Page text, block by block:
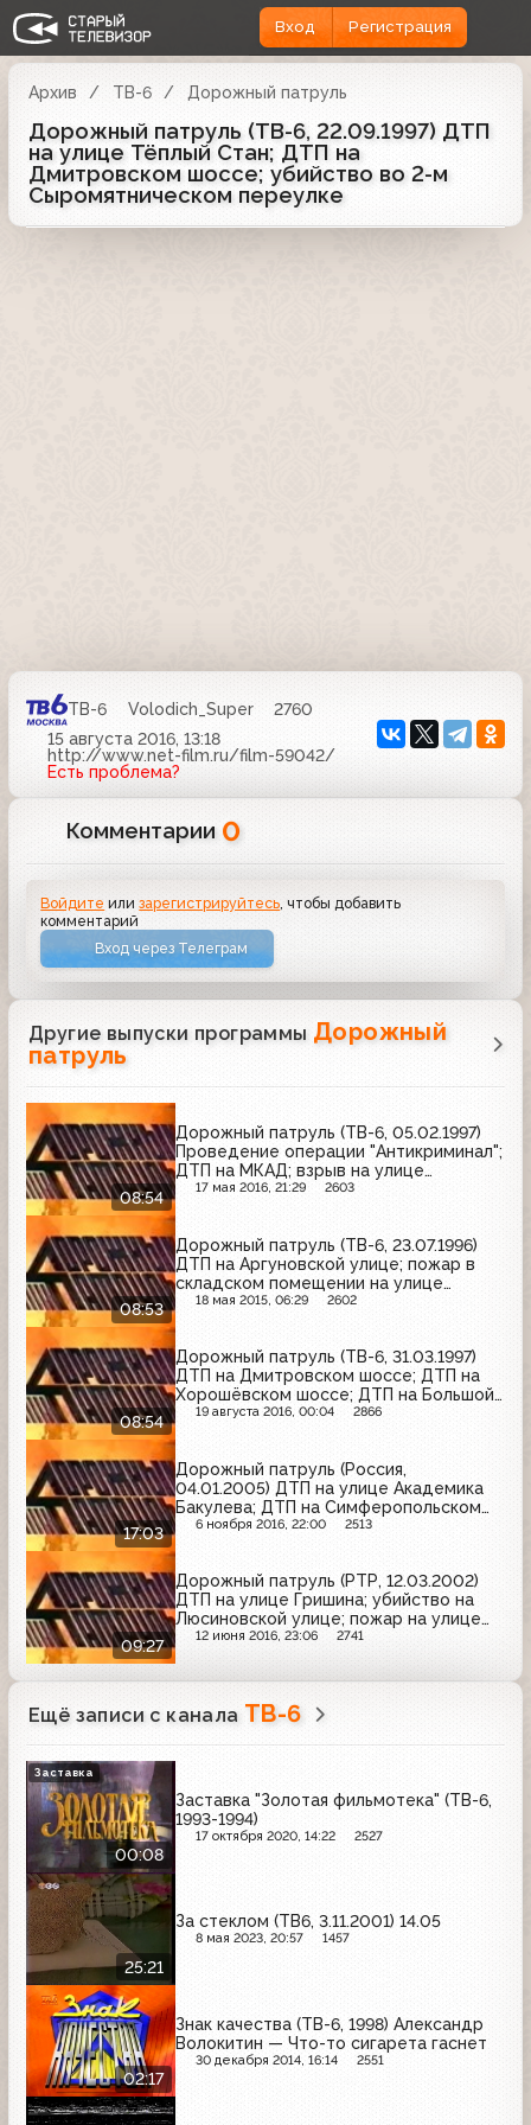
Вход Регистрация
Архив ТВ-6 Дорожный патруль
Дорожный патруль (ТВ-6, 22.09.1997) ДТП
на улице Тёплый Стан; ДТП на
Дмитровском шоссе; убийство во 2-м
Сыромятническом переулке
ТВ-6 Volodich_Super
2760
15 августа 2016, 13:18
http://www.net-film.ru/film-59042/
Есть проблема?
Комментарии 0
Войдите илизарегистрируйтесь , чтобы добавить
комментарий
Вход через Телеграм
Другие выпуски программы Дорожный
патруль
08:54
Дорожный патруль (ТВ-6, 05.02.1997)
Проведение операции "Антикриминал";
ДТП на МКАД; взрыв на улице
Вавилова
17 мая 2016, 21:29 2603
08:53
Дорожный патруль (ТВ-6, 23.07.1996)
ДТП на Аргуновской улице; пожар в
складском помещении на улице
Верхняя Масловка; ДТП на 25-м
18 мая 2015, 06:29 2602
08:54
Дорожный патруль (ТВ-6, 31.03.1997)
ДТП на Дмитровском шоссе; ДТП на
Хорошёвском шоссе; ДТП на Большой
Филёвской улице
19 августа 2016, 00:04 2866
17:03
Дорожный патруль (Россия,
04.01.2005) ДТП на улице Академика
Бакулева; ДТП на Симферопольском
шоссе; ДТП на Дмитровском шоссе
6 ноября 2016, 22:00 2513
09:27
Дорожный патруль (РТР, 12.03.2002)
ДТП на улице Гришина; убийство на
Люсиновской улице; пожар на улице
Неглинной
12 июня 2016, 23:06 2741
Ещё записи с канала ТВ-6
00:08
Заставка "Золотая фильмотека" (ТВ-6,
1993-1994)
17 октября 2020, 14:22 2527
Заставка
25:21
За стеклом (ТВ6, 3.11.2001) 14.05
8 мая 2023, 20:57 1457
02:17
Знак качества (ТВ-6, 1998) Александр
Волокитин — Что-то сигарета гаснет
30 декабря 2014, 16:14 2551